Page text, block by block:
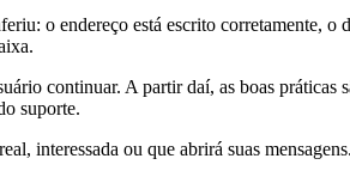
o endereço está escrito corretamente,
continuar. A partir daí, as boas
suporte.
interessada ou que abrirá suas